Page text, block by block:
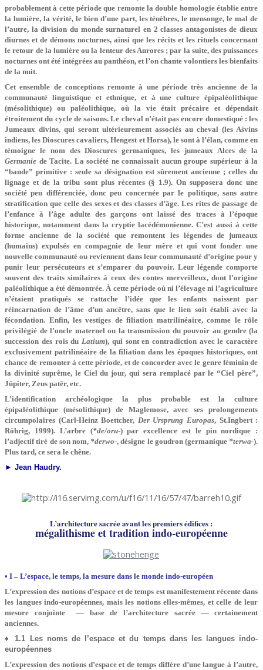
probablement à cette période que remonte la double homologie établie entre
la lumière, la vérité, le bien d’une part, les ténèbres, le mensonge, le mal de
l’autre, la division du monde surnaturel en 2 classes antagonistes de dieux
diurnes et de démons nocturnes, ainsi que les récits et les rituels concernant
le retour de la lumière ou la lenteur des Aurores ; par la suite, des puissances
nocturnes ont été intégrées au panthéon, et l’on chante volontiers les bienfaits
de la nuit.
Cet ensemble de conceptions remonte à une période très ancienne de la
communauté linguistique et ethnique, et à une culture épipaléolithique
(mésolithique) ou paléolithique, où la vie était précaire et dépendait
étroitement du cycle de saisons. Le cheval n’était pas encore domestiqué : les
Jumeaux divins, qui seront ultérieurement associés au cheval (les Aśvins
indiens, les Dioscures cavaliers, Hengest et Horsa), le sont à l’élan, comme en
témoigne le nom des Dioscures germaniques, les jumeaux Alces de la
Germanie de Tacite. La société ne connaissait aucun groupe supérieur à la
“bande” primitive : seule sa désignation est sûrement ancienne ; celles du
lignage et de la tribu sont plus récentes (§ 1.9). On supposera donc une
société peu différenciée, donc peu concernée par le politique, sans autre
stratification que celle des sexes et des classes d’âge. Les rites de passage de
l’enfance à l’âge adulte des garçons ont laissé des traces à l’époque
historique, notamment dans la cryptie lacédémonienne. C’est aussi à cette
forme ancienne de la société que remontent les légendes de jumeaux
(humains) expulsés en compagnie de leur mère et qui vont fonder une
nouvelle communauté ou reviennent dans leur communauté d’origine pour y
punir leur persécuteurs et s’emparer du pouvoir. Leur légende comporte
souvent des traits similaires à ceux des contes merveilleux, dont l’origine
paléolithique a été démontrée. À cette période où ni l’élevage ni l’agriculture
n’étaient pratiqués se rattache l’idée que les enfants naissent par
réincarnation de l’âme d’un ancêtre, sans que le lien soit établi avec la
fécondation. Enfin, les vestiges de filiation matrilinéaire, comme le rôle
privilégié de l’oncle maternel ou la transmission du pouvoir au gendre (la
succession des rois du Latium), qui sont en contradiction avec le caractère
exclusivement patrilinéaire de la filiation dans les époques historiques, ont
chance de remonter à cette période, et de concorder avec le genre féminin de
la divinité suprême, le Ciel du jour, qui sera remplacé par le “Ciel père”,
Jūpiter, Zeus patēr, etc.
L’identification archéologique la plus probable est la culture
épipaléolithique (mésolithique) de Maglemose, avec ses prolongements
circumpolaires (Carl-Heinz Boettcher, Der Ursprung Europas, St.Ingbert :
Röhrig, 1999). L’arbre (*de/oru-) par excellence est le pin nordique :
l’adjectif tiré de son nom, *derwo-, désigne le goudron (germanique *terwa-).
Plus tard, ce sera le chêne.
► Jean Haudry.
L’architecture sacrée avant les premiers édifices :
mégalithisme et tradition indo-européenne
• I – L’espace, le temps, la mesure dans le monde indo-européen
L’expression des notions d’espace et de temps est manifestement récente dans
les langues indo-européennes, mais les notions elles-mêmes, et celle de leur
mesure conjointe — base de l’architecture sacrée — certainement
anciennes.
♦ 1.1 Les noms de l’espace et du temps dans les langues indo-
européennes
L’expression des notions d’espace et de temps diffère d’une langue à l’autre,